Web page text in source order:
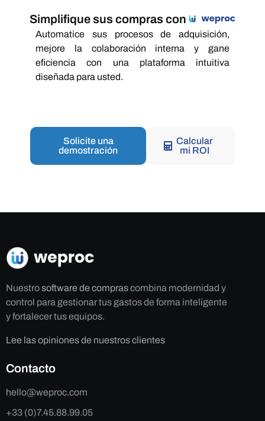
Simplifique sus compras con
Automatice sus procesos de adquisición,
mejore la colaboración interna y gane
eficiencia con una plataforma intuitiva
diseñada para usted.
Solicite una
demostración
Calcular
mi ROI
Nuestrosoftware de comprascombina modernidad y
control para gestionar tus gastos de forma inteligente
y fortalecer tus equipos.
Lee las opiniones de nuestros clientes
Contacto
hello@weproc.com
+33 (0)7.45.88.99.05